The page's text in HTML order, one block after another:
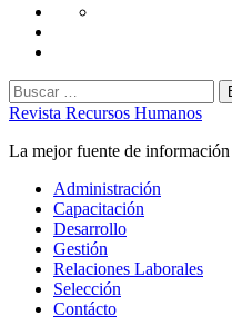
Laborales
Selección
Buscar:
Revista Recursos Humanos
La mejor fuente de
Menú
principal
Administración
Capacitación
Desarrollo
Gestión
Relaciones Laborales
Selección
Contácto